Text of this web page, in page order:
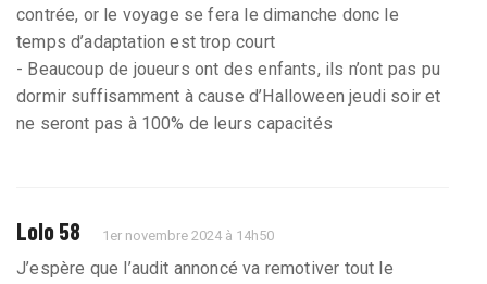
contrée, or le voyage se fera le dimanche donc le
temps d’adaptation est trop court
- Beaucoup de joueurs ont des enfants, ils n’ont pas pu
dormir suffisamment à cause d’Halloween jeudi soir et
ne seront pas à 100% de leurs capacités
Lolo 58 1er novembre 2024 à 14h50
J’espère que l’audit annoncé va remotiver tout le